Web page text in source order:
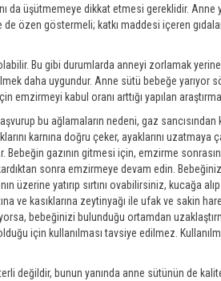
üşütmemeye dikkat etmesi gereklidir. Anne
özen göstermeli; katkı maddesi içeren
Bu gibi durumlarda anneyi zorlamak
daha uygundur. Anne sütü bebeğe yarıyor
kabul oranı arttığı yapılan
bu ağlamaların nedeni, gaz sancısından
karnına doğru çeker, ayaklarını uzatmaya
gazının gitmesi için, emzirme
sonra emzirmeye devam edin.
üzerine yatırıp sırtını ovabilirsiniz, kucağa
ve kasıklarına zeytinyağı ile ufak ve sakin
bebeğinizi bulunduğu ortamdan
için kullanılması tavsiye edilmez.
değildir, bunun yanında anne sütünün de